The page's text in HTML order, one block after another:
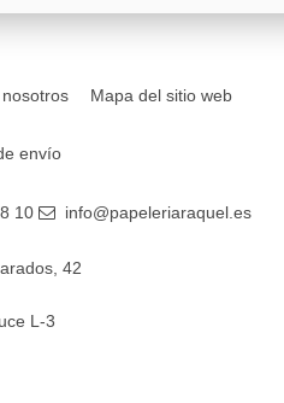
Mapa del sitio web
envío
10 info@papeleriaraquel.es
42
L-3